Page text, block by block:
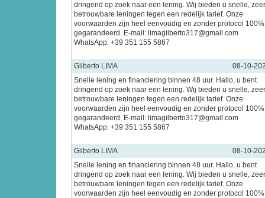
dringend op zoek naar een lening. Wij bieden u snelle, zeer
betrouwbare leningen tegen een redelijk tarief. Onze
voorwaarden zijn heel eenvoudig en zonder protocol 100%
gegarandeerd. E-mail: limagilberto317@gmail.com
WhatsApp: +39 351 155 5867
Gilberto LIMA
08-10-
Snelle lening en financiering binnen 48 uur. Hallo, u bent
dringend op zoek naar een lening. Wij bieden u snelle, zeer
betrouwbare leningen tegen een redelijk tarief. Onze
voorwaarden zijn heel eenvoudig en zonder protocol 100%
gegarandeerd. E-mail: limagilberto317@gmail.com
WhatsApp: +39 351 155 5867
Gilberto LIMA
08-10-
Snelle lening en financiering binnen 48 uur. Hallo, u bent
dringend op zoek naar een lening. Wij bieden u snelle, zeer
betrouwbare leningen tegen een redelijk tarief. Onze
voorwaarden zijn heel eenvoudig en zonder protocol 100%